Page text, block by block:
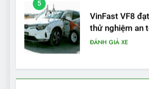
6
Hệ thống treo
trang bị “đáng
VinFast VF 6
ĐÁNH GIÁ XE
7